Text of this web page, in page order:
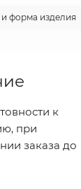
форма изделия
к
при
заказа до